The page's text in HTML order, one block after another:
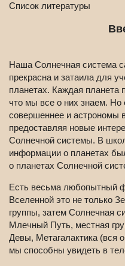
Список литературы
Наша Солнечная система
прекрасна и затаила для
планетах. Каждая планета
что мы все о них знаем. Но
совершеннее и астрономы
предоставляя новые
Солнечной системы. В
информации о планетах
о планетах Солнечной
Есть весьма любопытный
Вселенной это не только
группы, затем Солнечная
Млечный Путь, местная
Девы, Метагалактика (вся
мы способны увидеть в